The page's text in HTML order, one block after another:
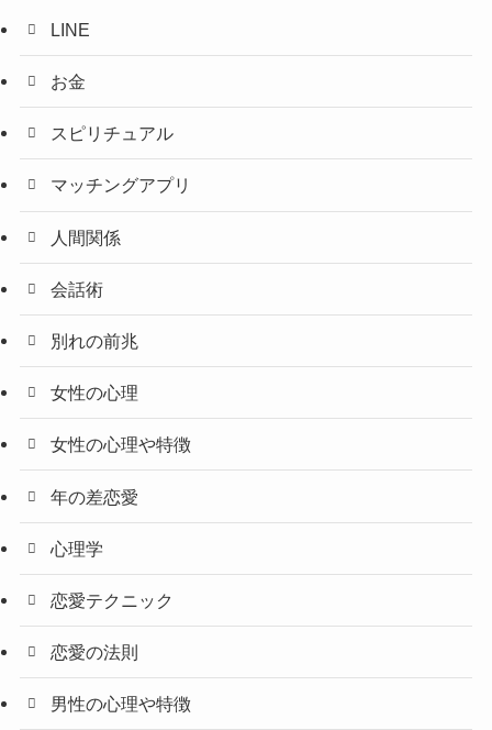
LINE
お金
スピリチュアル
マッチングアプリ
人間関係
会話術
別れの前兆
女性の心理
女性の心理や特徴
年の差恋愛
心理学
恋愛テクニック
恋愛の法則
男性の心理や特徴